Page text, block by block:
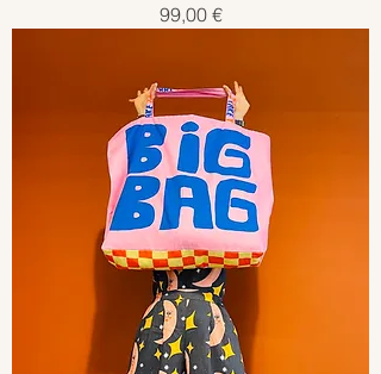
Preis
99,00 €